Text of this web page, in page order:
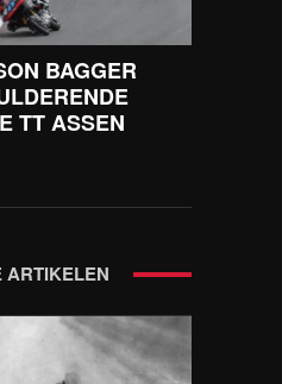
BAGGER
TT ASSEN
ARTIKELEN